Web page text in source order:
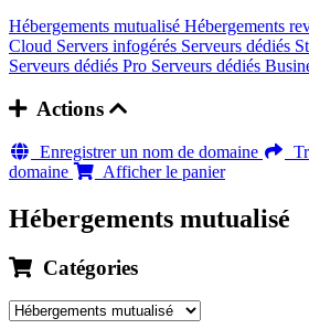
Hébergements mutualisé Hébergements
Cloud Servers infogérés Serveurs dédiés
Serveurs dédiés Pro Serveurs dédiés
Actions
Enregistrer un nom de domaine
domaine
Afficher le panier
Hébergements mutualisé
Catégories